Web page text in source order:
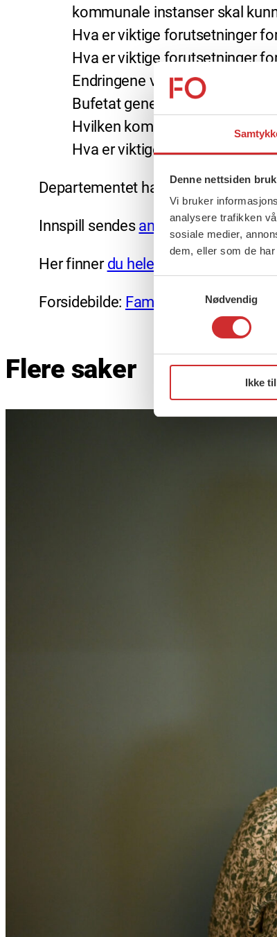
Denne nettsiden
Vi bruker
analysere trafikken
sosiale medier,
dem, eller som de
Nødvendig
Ikke
kommunale instanser skal
Hva er viktige forutsetninger
Hva er viktige forutsetninger
Endringene vil påvirke Bufetat
Bufetat generelt, og
Hvilken kompetanse må det
Hva er viktige elementer i ny
Departementet har satt frist for
Innspill sendes ane.lindholt@fo.no
Her finner du hele forslaget fra
Forsidebilde: Family Drawingav
Flere saker